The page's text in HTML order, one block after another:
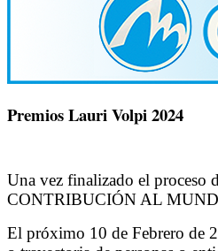
Premios Lauri Volpi 2024
Una vez finalizado el proceso
CONTRIBUCIÓN AL
El próximo 10 de Febrero de